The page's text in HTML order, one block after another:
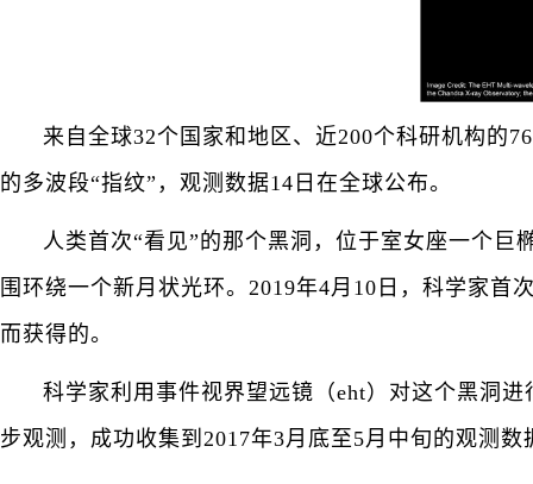
来自全球32个国家和地区、近200个科研机构的
的多波段“指纹”，观测数据14日在全球公布。
人类首次“看见”的那个黑洞，位于室女座一个
围环绕一个新月状光环。2019年4月10日，科学家首
而获得的。
科学家利用事件视界望远镜（eht）对这个黑洞
步观测，成功收集到2017年3月底至5月中旬的观测数